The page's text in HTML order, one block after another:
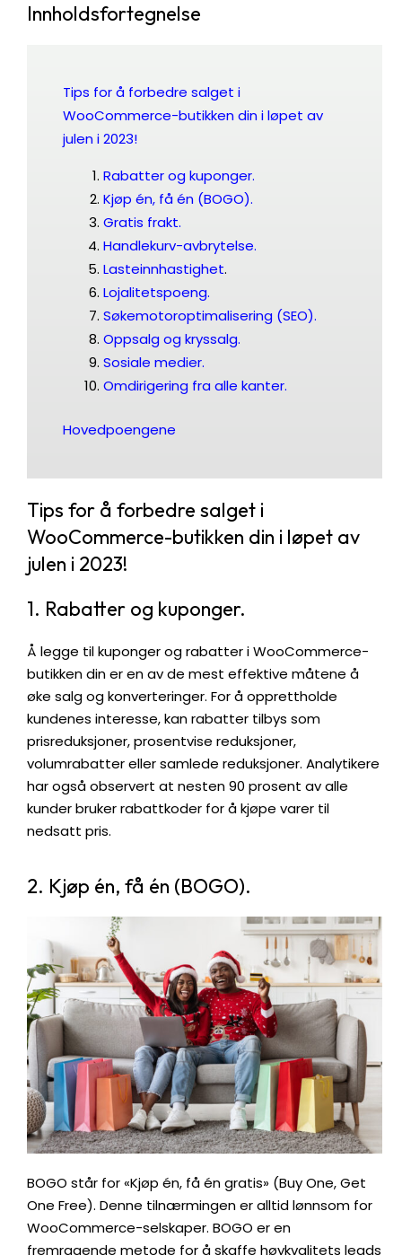
Innholdsfortegnelse
Tips for å forbedre salget i
WooCommerce-butikken din i løpet av
julen i 2023!
Rabatter og kuponger.
Kjøp én, få én (BOGO).
Gratis frakt.
Handlekurv-avbrytelse.
Lasteinnhastighet.
Lojalitetspoeng.
Søkemotoroptimalisering (SEO).
Oppsalg og kryssalg.
Sosiale medier.
Omdirigering fra alle kanter.
Hovedpoengene
Tips for å forbedre salget i
WooCommerce-butikken din i løpet av
julen i 2023!
1. Rabatter og kuponger.
Å legge til kuponger og rabatter i WooCommerce-
butikken din er en av de mest effektive måtene å
øke salg og konverteringer. For å opprettholde
kundenes interesse, kan rabatter tilbys som
prisreduksjoner, prosentvise reduksjoner,
volumrabatter eller samlede reduksjoner. Analytikere
har også observert at nesten 90 prosent av alle
kunder bruker rabattkoder for å kjøpe varer til
nedsatt pris.
2. Kjøp én, få én (BOGO).
BOGO står for «Kjøp én, få én gratis» (Buy One, Get
One Free). Denne tilnærmingen er alltid lønnsom for
WooCommerce-selskaper. BOGO er en
fremragende metode for å skaffe høykvalitets leads